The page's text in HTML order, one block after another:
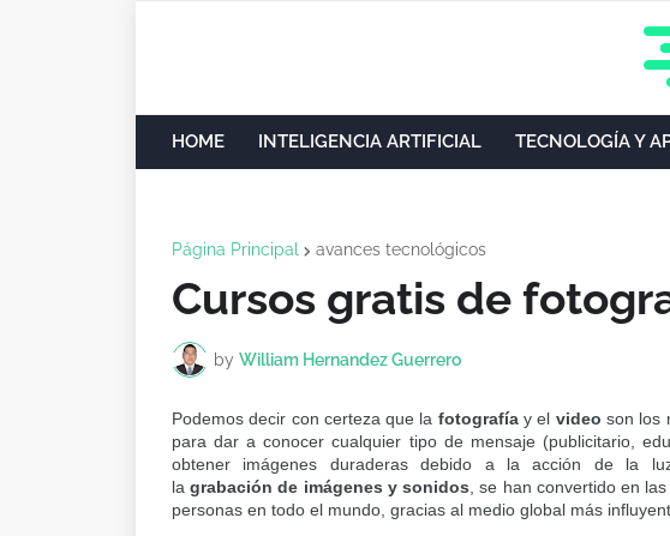
HOME INTELIGENCIA ARTIFICIAL TECNOLOGÍA Y
Página Principal avances tecnológicos
Cursos gratis de
by William Hernandez Guerrero
Podemos decir con certeza que la fotografíay el video son los
para dar a conocer cualquier tipo de mensaje (publicitario,
obtener imágenes duraderas debido a la acción de la
lagrabación de imágenes y sonidos , se han convertido en
personas en todo el mundo, gracias al medio global más